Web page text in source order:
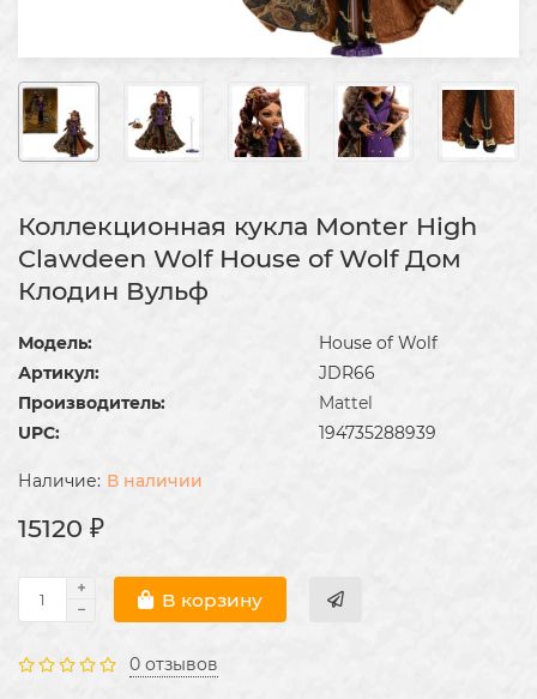
Коллекционная кукла Monter High
Clawdeen Wolf House of Wolf Дом
Клодин Вульф
Модель:
House of Wolf
Артикул:
JDR66
Производитель:
Mattel
UPC:
194735288939
В наличии
15120 ₽
В корзину
0 отзывов